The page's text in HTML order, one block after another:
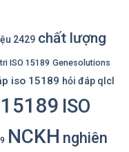
2429 chất lượng
ISO 15189 Genesolutions
iso 15189 hỏi đáp qlcl
ISO
NCKH nghiên